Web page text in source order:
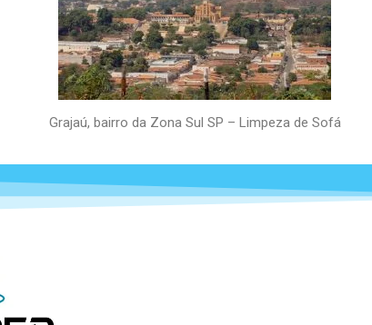
Grajaú, bairro da Zona Sul SP – Limpeza de Sofá